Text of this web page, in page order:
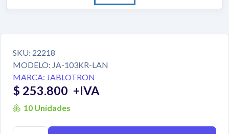
SKU: 22218
MODELO: JA-103KR-LAN
MARCA: JABLOTRON
$ 253.800 +IVA
10 Unidades